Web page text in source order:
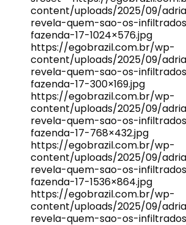
content/uploads/2025/09/
revela-quem-sao-os-
fazenda-17-
https://egobrazil.com.br/wp-
content/uploads/2025/09/
revela-quem-sao-os-
fazenda-17-
https://egobrazil.com.br/wp-
content/uploads/2025/09/
revela-quem-sao-os-
fazenda-17-
https://egobrazil.com.br/wp-
content/uploads/2025/09/
revela-quem-sao-os-
fazenda-17-
https://egobrazil.com.br/wp-
content/uploads/2025/09/
revela-quem-sao-os-